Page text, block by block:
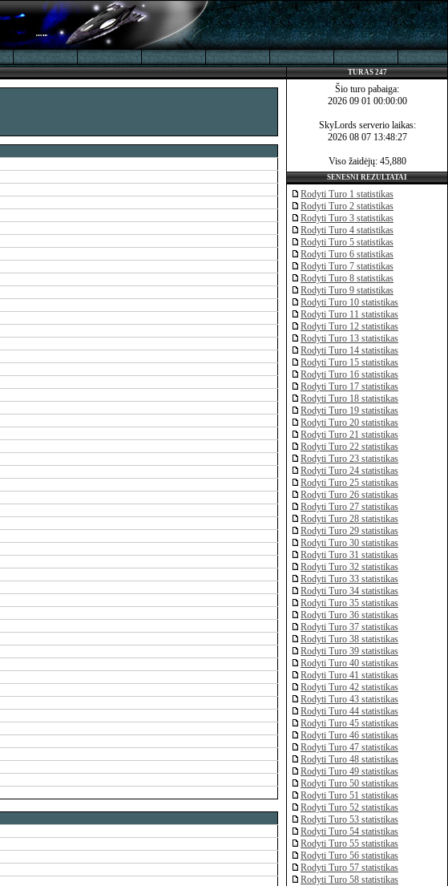
TURAS 247
Šio turo pabaiga:
2026 09 01 00:00:00
SkyLords serverio laikas:
2026 08 07 13:48:27
Viso žaidėjų: 45,880
SENESNI REZULTATAI
Rodyti Turo 1 statistikas
Rodyti Turo 2 statistikas
Rodyti Turo 3 statistikas
Rodyti Turo 4 statistikas
Rodyti Turo 5 statistikas
Rodyti Turo 6 statistikas
Rodyti Turo 7 statistikas
Rodyti Turo 8 statistikas
Rodyti Turo 9 statistikas
Rodyti Turo 10 statistikas
Rodyti Turo 11 statistikas
Rodyti Turo 12 statistikas
Rodyti Turo 13 statistikas
Rodyti Turo 14 statistikas
Rodyti Turo 15 statistikas
Rodyti Turo 16 statistikas
Rodyti Turo 17 statistikas
Rodyti Turo 18 statistikas
Rodyti Turo 19 statistikas
Rodyti Turo 20 statistikas
Rodyti Turo 21 statistikas
Rodyti Turo 22 statistikas
Rodyti Turo 23 statistikas
Rodyti Turo 24 statistikas
Rodyti Turo 25 statistikas
Rodyti Turo 26 statistikas
Rodyti Turo 27 statistikas
Rodyti Turo 28 statistikas
Rodyti Turo 29 statistikas
Rodyti Turo 30 statistikas
Rodyti Turo 31 statistikas
Rodyti Turo 32 statistikas
Rodyti Turo 33 statistikas
Rodyti Turo 34 statistikas
Rodyti Turo 35 statistikas
Rodyti Turo 36 statistikas
Rodyti Turo 37 statistikas
Rodyti Turo 38 statistikas
Rodyti Turo 39 statistikas
Rodyti Turo 40 statistikas
Rodyti Turo 41 statistikas
Rodyti Turo 42 statistikas
Rodyti Turo 43 statistikas
Rodyti Turo 44 statistikas
Rodyti Turo 45 statistikas
Rodyti Turo 46 statistikas
Rodyti Turo 47 statistikas
Rodyti Turo 48 statistikas
Rodyti Turo 49 statistikas
Rodyti Turo 50 statistikas
Rodyti Turo 51 statistikas
Rodyti Turo 52 statistikas
Rodyti Turo 53 statistikas
Rodyti Turo 54 statistikas
Rodyti Turo 55 statistikas
Rodyti Turo 56 statistikas
Rodyti Turo 57 statistikas
Rodyti Turo 58 statistikas